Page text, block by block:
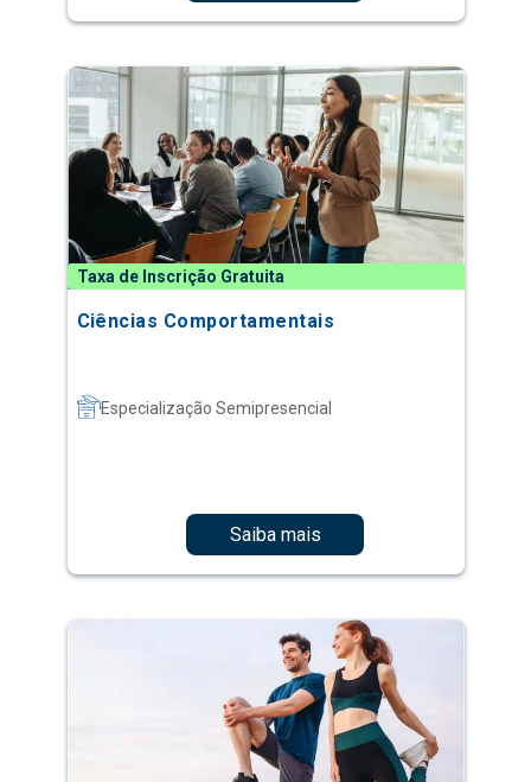
Taxa de Inscrição Gratuita
Ciências Comportamentais
Especialização Semipresencial
Saiba mais